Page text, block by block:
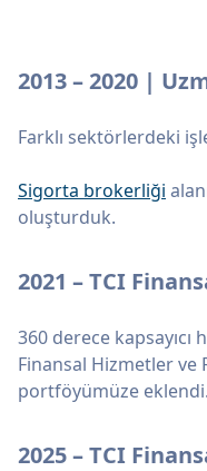
2013 – 2020 |
Farklı sektörlerdeki
Sigorta brokerliği
oluşturduk.
2021 – TCI
360 derece
Finansal Hizmetler ve
portföyümüze eklendi.
2025 – TCI